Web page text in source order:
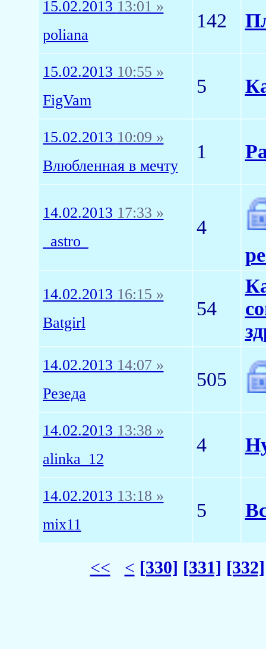
15.02.2013 13:01 »
poliana
142
15.02.2013 10:55 »
FigVam
5
15.02.2013 10:09 »
Влюбленная в мечту
1
14.02.2013 17:33 »
_astro_
4
14.02.2013 16:15 »
Batgirl
54
14.02.2013 14:07 »
Резеда
505
14.02.2013 13:38 »
alinka_12
4
14.02.2013 13:18 »
mix11
5
<< < [330] [331] [332]